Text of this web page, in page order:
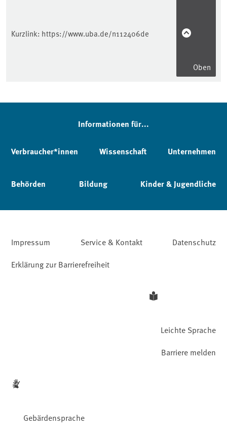
Kurzlink: https://www.uba.de/n112406de
Oben
Informationen für...
Verbraucher*innen Wissenschaft Unternehmen
Behörden Bildung Kinder & Jugendliche
Impressum Service & Kontakt
Datenschutz
Erklärung zur Barrierefreiheit
Leichte Sprache
Gebärdensprache
Barriere melden